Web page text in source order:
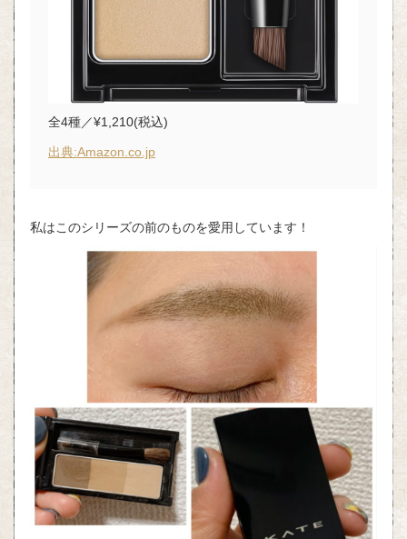
全4種／¥1,210(税込)
出典:Amazon.co.jp
私はこのシリーズの前のものを愛用しています！